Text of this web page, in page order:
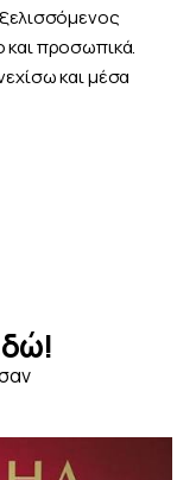
προσωπικά.
και μέσα